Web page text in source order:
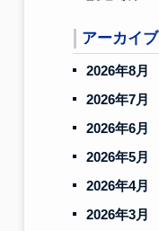
アーカイブ
2026年8月
2026年7月
2026年6月
2026年5月
2026年4月
2026年3月